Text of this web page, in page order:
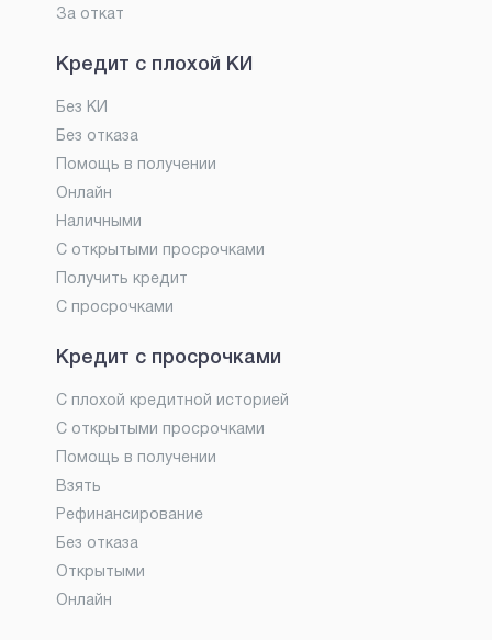
За откат
Кредит с плохой КИ
Без КИ
Без отказа
Помощь в получении
Онлайн
Наличными
С открытыми просрочками
Получить кредит
С просрочками
Кредит с просрочками
С плохой кредитной историей
С открытыми просрочками
Помощь в получении
Взять
Рефинансирование
Без отказа
Открытыми
Онлайн